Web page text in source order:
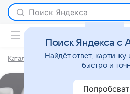
Поиск Яндекса
Каталог Марки Renault Koleos II
Поиск Яндекса с
Найдёт ответ,
быстро и